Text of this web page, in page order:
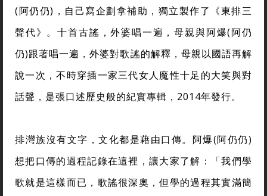
(阿仍仍)，自己寫企劃拿補助，獨立製作了《東排三
聲代》。十首古謠，外婆唱一遍，母親與阿爆(阿仍
仍)跟著唱一遍，外婆對歌謠的解釋，母親以國語再解
說一次，不時穿插一家三代女人魔性十足的大笑與對
話聲，是張口述歷史般的紀實專輯，2014年發行。
排灣族沒有文字，文化都是藉由口傳。阿爆(阿仍仍)
想把口傳的過程記錄在這裡，讓大家了解：「我們學
歌就是這樣而已，歌謠很深奧，但學的過程其實滿簡